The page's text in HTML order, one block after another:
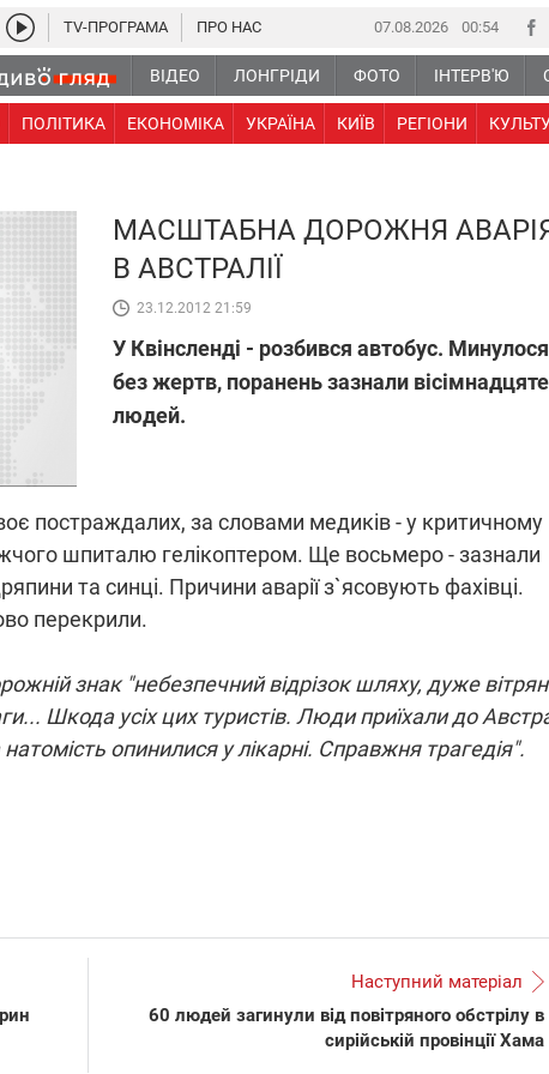
07.08.2026 00:54
ВІДЕО ЛОНГРІДИ ФОТО ІНТЕРВ'Ю
ПОЛІТИКА ЕКОНОМІКА УКРАЇНА КИЇВ РЕГІОНИ
TV-ПРОГРАМА ПРО НАС
МАСШТАБНА ДОРОЖНЯ
В АВСТРАЛІЇ
23.12.2012 21:59
У Квінсленді - розбився автобус. Минулося
без жертв, поранень зазнали
людей.
постраждалих, за словами медиків - у критичному
шпиталю гелікоптером. Ще восьмеро - зазнали
та синці. Причини аварії з`ясовують фахівці.
перекрили.
знак "небезпечний відрізок шляху, дуже
Шкода усіх цих туристів. Люди приїхали до
опинилися у лікарні. Справжня трагедія".
Наступний матеріал
60 людей загинули від повітряного обстрілу в
сирійській провінції Хама
у чотирьох
залишається без світла після
обстрілів через аномальну
Нова підозра у справі
взялося за колишнього
директора Енергоатому
З колишнього віцепрем'єра
війни" та
11.08.2025 15:16
Працюють на
передовій:
підтримайте